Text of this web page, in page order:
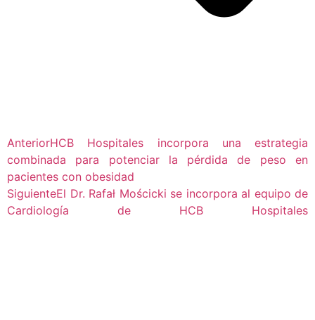
AnteriorHCB Hospitales incorpora una estrategia
combinada para potenciar la pérdida de peso en
pacientes con obesidad
SiguienteEl Dr. Rafał Mościcki se incorpora al equipo de
Cardiología de HCB Hospitales